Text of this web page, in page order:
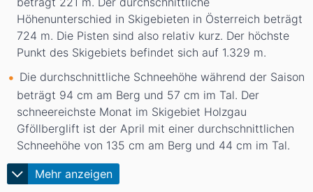
Mehr anzeigen
Höhenunterschied in Skigebieten in Österreich beträgt
724 m. Die Pisten sind also relativ kurz. Der höchste
Punkt des Skigebiets befindet sich auf 1.329 m.
Die durchschnittliche Schneehöhe während der Saison
beträgt 94 cm am Berg und 57 cm im Tal. Der
schneereichste Monat im Skigebiet Holzgau
Gföllberglift ist der April mit einer durchschnittlichen
Schneehöhe von 135 cm am Berg und 44 cm im Tal.